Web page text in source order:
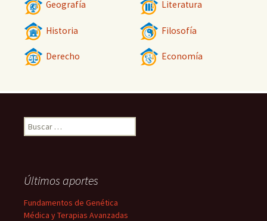
Geografía Literatura
Historia Filosofía
Derecho Economía
Buscar:
Últimos aportes
Fundamentos de Genética
Médica y Terapias Avanzadas